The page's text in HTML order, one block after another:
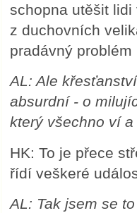
schopna utěšit
z duchovních
pradávný
AL:Ale
absurdní - o
který všechno ví
HK: To je přece
řídí veškeré
AL: Tak jsem se